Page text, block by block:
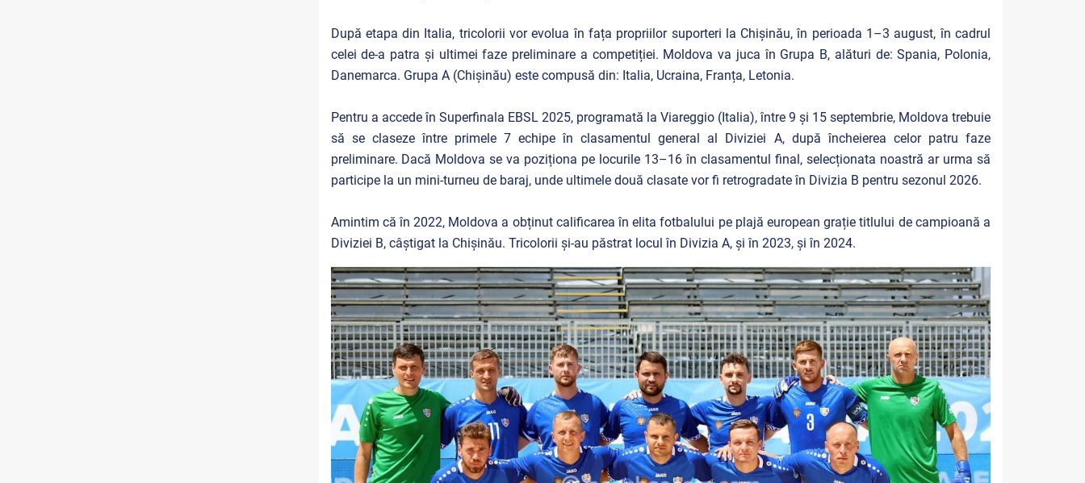
După etapa din Italia, tricolorii vor evolua în fața propriilor suporteri la Chișinău, în perioada 1–3 august, în cadrul
celei de-a patra și ultimei faze preliminare a competiției. Moldova va juca în Grupa B, alături de: Spania, Polonia,
Danemarca. Grupa A (Chișinău) este compusă din: Italia, Ucraina, Franța, Letonia.
Pentru a accede în Superfinala EBSL 2025, programată la Viareggio (Italia), între 9 și 15 septembrie, Moldova trebuie
să se claseze între primele 7 echipe în clasamentul general al Diviziei A, după încheierea celor patru faze
preliminare. Dacă Moldova se va poziționa pe locurile 13–16 în clasamentul final, selecționata noastră ar urma să
participe la un mini-turneu de baraj, unde ultimele două clasate vor fi retrogradate în Divizia B pentru sezonul 2026.
Amintim că în 2022, Moldova a obținut calificarea în elita fotbalului pe plajă european grație titlului de campioană a
Diviziei B, câștigat la Chișinău. Tricolorii și-au păstrat locul în Divizia A, și în 2023, și în 2024.